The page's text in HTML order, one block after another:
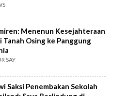
Menenun Kesejahteraan
Tanah Osing ke Panggung
SAY
Saksi Penembakan Sekolah